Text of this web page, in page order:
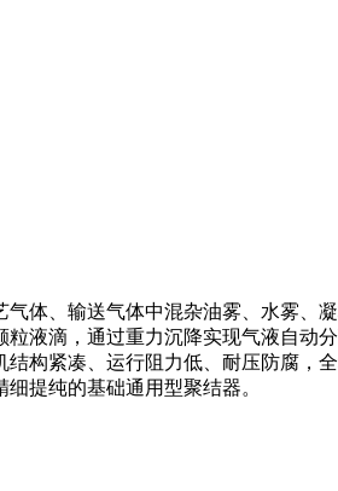
体、输送气体中混杂油雾、水雾、
液滴，通过重力沉降实现气液自动
构紧凑、运行阻力低、耐压防腐，
提纯的基础通用型聚结器。